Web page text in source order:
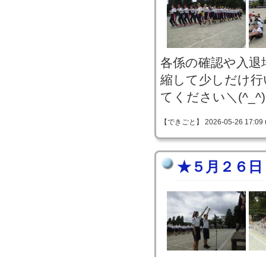
各係の確認や入
縮して少しだけ
てください＼
【できごと】 2026-05-26
★５月２６日